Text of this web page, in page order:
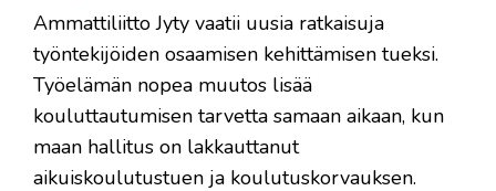
Ammattiliitto Jyty vaatii uusia ratkaisuja
työntekijöiden osaamisen kehittämisen tueksi.
Työelämän nopea muutos lisää
kouluttautumisen tarvetta samaan aikaan, kun
maan hallitus on lakkauttanut
aikuiskoulutustuen ja koulutuskorvauksen.